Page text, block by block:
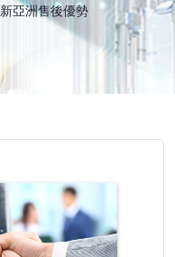
新亞洲售後優勢